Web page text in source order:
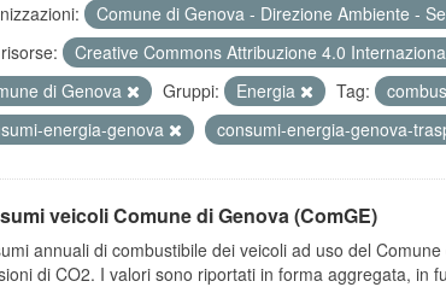
Comune di Genova - Direzione Ambiente -
Creative Commons Attribuzione 4.0
di Genova
Gruppi: Energia Tag:
energia-genova
consumi-energia-genova-
veicoli Comune di Genova (ComGE)
annuali di combustibile dei veicoli ad uso del
di CO2. I valori sono riportati in forma aggregata, in